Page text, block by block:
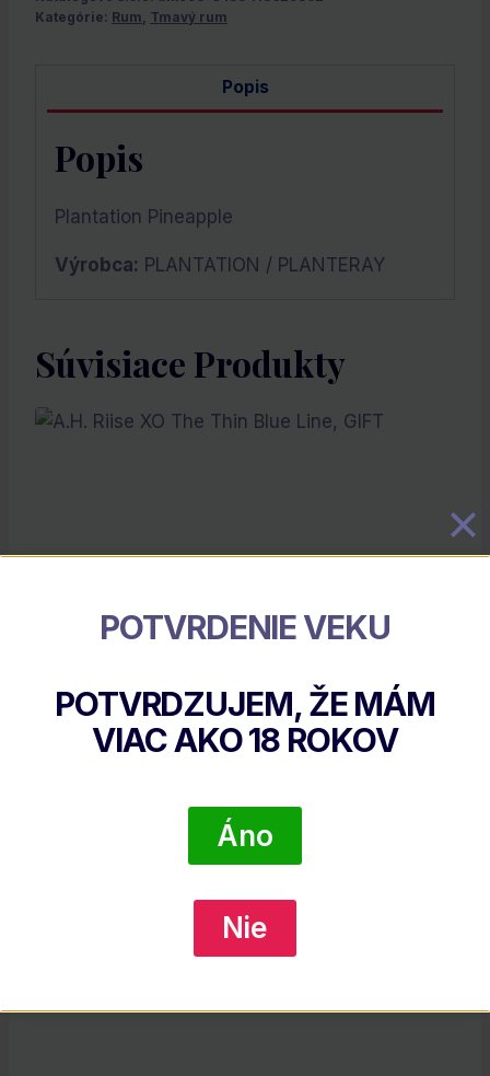
Kategórie: Rum, Tmavý rum
Popis
Popis
Plantation Pineapple
Výrobca: PLANTATION / PLANTERAY
Súvisiace Produkty
51.15
POTVRDENIE VEKU
POTVRDZUJEM, ŽE MÁM
VIAC AKO18 ROKOV
Áno
Nie